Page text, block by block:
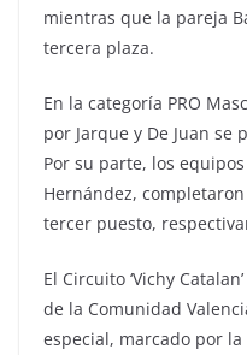
mientras que la pareja
tercera plaza.
En la categoría PRO
por Jarque y De Juan
Por su parte, los
Hernández,
tercer puesto,
El Circuito ‘Vichy
de la Comunidad
especial, marcado por